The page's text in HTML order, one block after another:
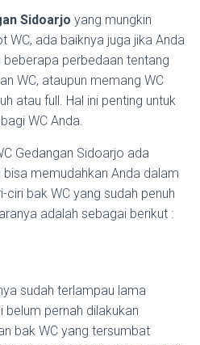
Sidoarjo yang mungkin
WC, ada baiknya juga jika Anda
beberapa perbedaan tentang
WC, ataupun memang WC
atau full. Hal ini penting untuk
WC Anda.
Gedangan Sidoarjo ada
memudahkan Anda dalam
bak WC yang sudah penuh
adalah sebagai berikut :
sudah terlampau lama
belum pernah dilakukan
bak WC yang tersumbat